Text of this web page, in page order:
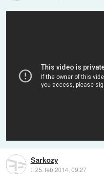
Sarkozy
::25. feb 2014, 09:27